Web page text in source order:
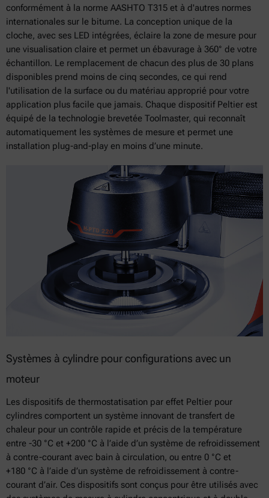
conformément à la norme AASHTO T315 et à d'autres normes
internationales sur le bitume. La conception unique de la
cloche, avec ses LED intégrées, éclaire la zone de mesure pour
une visualisation claire et permet un ébavurage à 360° de votre
échantillon. Le remplacement de chacun des plus de 30 plans
disponibles prend moins de cinq secondes, ce qui rend
l'utilisation de la surface ou du matériau approprié pour votre
application plus facile que jamais. Chaque dispositif Peltier est
équipé de la technologie brevetée Toolmaster, qui reconnaît
automatiquement les systèmes de mesure et permet une
installation plug-and-play en moins d’une minute.
Systèmes à cylindre pour configurations avec un
moteur
Les dispositifs de thermostatisation par effet Peltier pour
cylindres comportent un système innovant de transfert de
chaleur pour un contrôle rapide et précis de la température
entre -30 °C et +200 °C à l’aide d’un système de refroidissement
à contre-courant avec bain à circulation, ou entre 0 °C et
+180 °C à l’aide d’un système de refroidissement à contre-
courant d’air. Ces dispositifs sont conçus pour être utilisés avec